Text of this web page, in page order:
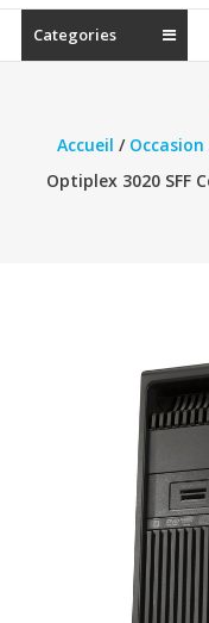
matériel
informatique
Categories
Accueil / Occasion
Optiplex 3020 SFF